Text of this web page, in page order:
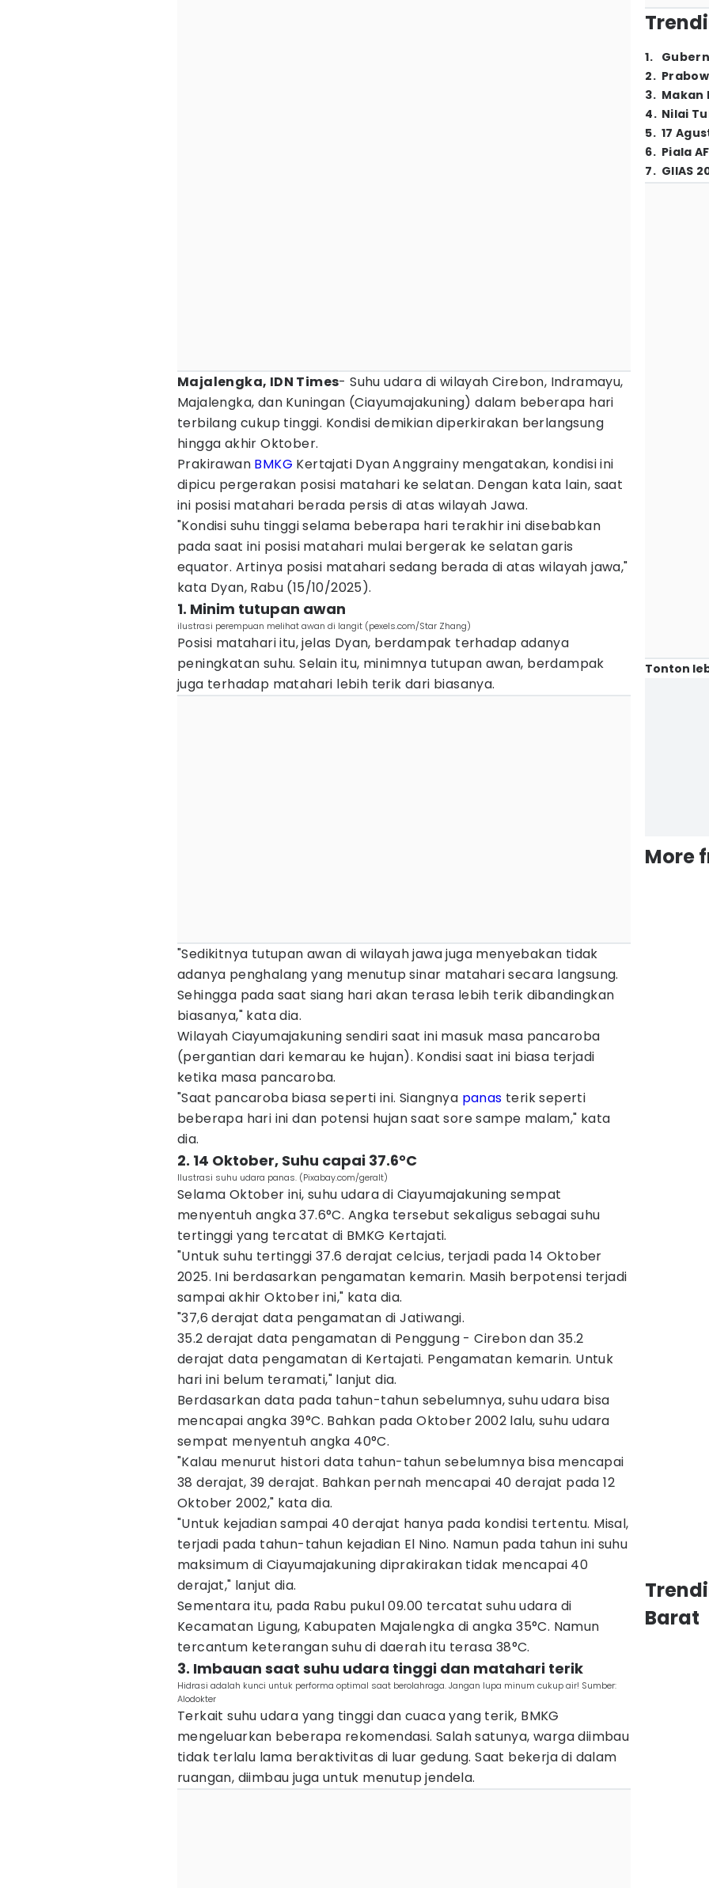
Majalengka, IDN Times- Suhu udara di wilayah Cirebon, Indramayu,
Majalengka, dan Kuningan (Ciayumajakuning) dalam beberapa hari
terbilang cukup tinggi. Kondisi demikian diperkirakan berlangsung
hingga akhir Oktober.
Prakirawan BMKG Kertajati Dyan Anggrainy mengatakan, kondisi ini
dipicu pergerakan posisi matahari ke selatan. Dengan kata lain, saat
ini posisi matahari berada persis di atas wilayah Jawa.
"Kondisi suhu tinggi selama beberapa hari terakhir ini disebabkan
pada saat ini posisi matahari mulai bergerak ke selatan garis
equator. Artinya posisi matahari sedang berada di atas wilayah jawa,"
kata Dyan, Rabu (15/10/2025).
1. Minim tutupan awan
ilustrasi perempuan melihat awan di langit (pexels.com/Star Zhang)
Posisi matahari itu, jelas Dyan, berdampak terhadap adanya
peningkatan suhu. Selain itu, minimnya tutupan awan, berdampak
juga terhadap matahari lebih terik dari biasanya.
"Sedikitnya tutupan awan di wilayah jawa juga menyebakan tidak
adanya penghalang yang menutup sinar matahari secara langsung.
Sehingga pada saat siang hari akan terasa lebih terik dibandingkan
biasanya," kata dia.
Wilayah Ciayumajakuning sendiri saat ini masuk masa pancaroba
(pergantian dari kemarau ke hujan). Kondisi saat ini biasa terjadi
ketika masa pancaroba.
"Saat pancaroba biasa seperti ini. Siangnya panas terik seperti
beberapa hari ini dan potensi hujan saat sore sampe malam," kata
dia.
2. 14 Oktober, Suhu capai 37.6°C
Ilustrasi suhu udara panas. (Pixabay.com/geralt)
Selama Oktober ini, suhu udara di Ciayumajakuning sempat
menyentuh angka 37.6°C. Angka tersebut sekaligus sebagai suhu
tertinggi yang tercatat di BMKG Kertajati.
"Untuk suhu tertinggi 37.6 derajat celcius, terjadi pada 14 Oktober
2025. Ini berdasarkan pengamatan kemarin. Masih berpotensi terjadi
sampai akhir Oktober ini," kata dia.
"37,6 derajat data pengamatan di Jatiwangi.
35.2 derajat data pengamatan di Penggung - Cirebon dan 35.2
derajat data pengamatan di Kertajati. Pengamatan kemarin. Untuk
hari ini belum teramati," lanjut dia.
Berdasarkan data pada tahun-tahun sebelumnya, suhu udara bisa
mencapai angka 39°C. Bahkan pada Oktober 2002 lalu, suhu udara
sempat menyentuh angka 40°C.
"Kalau menurut histori data tahun-tahun sebelumnya bisa mencapai
38 derajat, 39 derajat. Bahkan pernah mencapai 40 derajat pada 12
Oktober 2002," kata dia.
"Untuk kejadian sampai 40 derajat hanya pada kondisi tertentu. Misal,
terjadi pada tahun-tahun kejadian El Nino. Namun pada tahun ini suhu
maksimum di Ciayumajakuning diprakirakan tidak mencapai 40
derajat," lanjut dia.
Sementara itu, pada Rabu pukul 09.00 tercatat suhu udara di
Kecamatan Ligung, Kabupaten Majalengka di angka 35°C. Namun
tercantum keterangan suhu di daerah itu terasa 38°C.
3. Imbauan saat suhu udara tinggi dan matahari terik
Hidrasi adalah kunci untuk performa optimal saat berolahraga. Jangan lupa minum cukup air! Sumber:
Alodokter
Terkait suhu udara yang tinggi dan cuaca yang terik, BMKG
mengeluarkan beberapa rekomendasi. Salah satunya, warga diimbau
tidak terlalu lama beraktivitas di luar gedung. Saat bekerja di dalam
ruangan, diimbau juga untuk menutup jendela.
1.
2.
3. Makan
4. Nilai
5. 17
6. Piala
7. GIIAS
Tonton
More
Barat